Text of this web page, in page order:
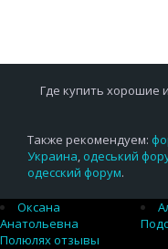
Где купить хорошие
Также рекомендуем:
Украина, одеський
одесский форум.
Оксана
Анатольевна
Полюлях отзывы